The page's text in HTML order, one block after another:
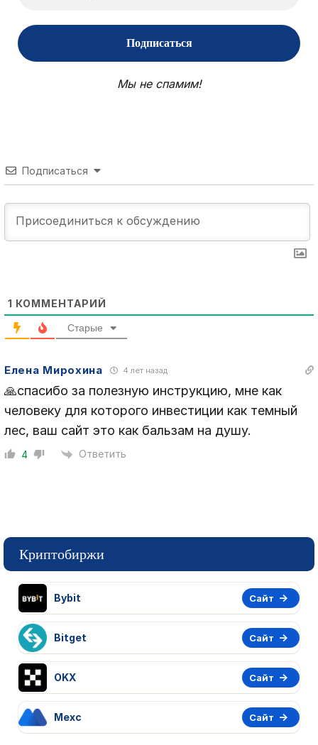
Мы не спамим!
Подписаться
1 КОММЕНТАРИЙ
Старые
Елена Мирохина 4 лет назад
🙏спасибо за полезную инструкцию, мне как
человеку для которого инвестиции как темный
лес, ваш сайт это как бальзам на душу.
4 Ответить
Криптобиржи
Bybit Сайт
Bitget Сайт
OKX Сайт
Mexc Сайт